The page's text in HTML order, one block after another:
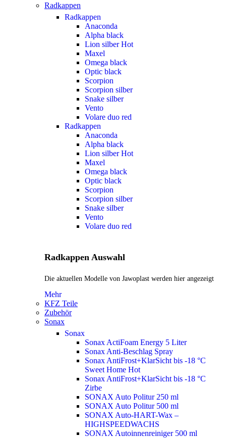
Radkappen
Radkappen
Anaconda
Alpha black
Lion silberHot
Maxel
Omega black
Optic black
Scorpion
Scorpion silber
Snake silber
Vento
Volare duo red
Radkappen
Anaconda
Alpha black
Lion silberHot
Maxel
Omega black
Optic black
Scorpion
Scorpion silber
Snake silber
Vento
Volare duo red
Radkappen Auswahl
Die aktuellen Modelle von Jawoplast werden hier angezeigt
Mehr
KFZ Teile
Zubehör
Sonax
Sonax
Sonax ActiFoam Energy 5 Liter
Sonax Anti-Beschlag Spray
Sonax AntiFrost+KlarSicht bis -18 °C
Sweet Home Hot
Sonax AntiFrost+KlarSicht bis -18 °C
Zirbe
SONAX Auto Politur 250 ml
SONAX Auto Politur 500 ml
SONAX Auto-HART-Wax –
HIGHSPEEDWACHS
SONAX Autoinnenreiniger 500 ml